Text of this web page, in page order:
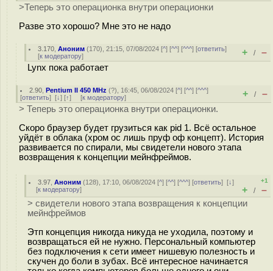
>Теперь это операционка внутри операционки
Разве это хорошо? Мне это не надо
3.170 ,Аноним (170), 21:15, 07/08/2024 [^] [^^] [^^^] [ответить]
[к модератору] + / –
Lynx пока работает
2.90 ,Pentium II 450 MHz (?), 16:45, 06/08/2024 [^] [^^] [^^^]
[ответить] [↓] [↑] [к модератору] + / –
> Теперь это операционка внутри операционки.
Скоро браузер будет грузиться как pid 1. Всё остальное
уйдёт в облака (хром ос лишь пруф оф концепт). История
развивается по спирали, мы свидетели нового этапа
возвращения к концепции мейнфреймов.
3.97 ,Аноним (128), 17:10, 06/08/2024 [^] [^^] [^^^] [ответить][↓]
[к модератору]
+1
+ / –
> свидетели нового этапа возвращения к концепции
мейнфреймов
Этп концепция никогда никуда не уходила, поэтому и
возвращаться ей не нужно. Персональный компьютер
без подключения к сети имеет нишевую полезность и
скучен до боли в зубах. Всё интересное начинается